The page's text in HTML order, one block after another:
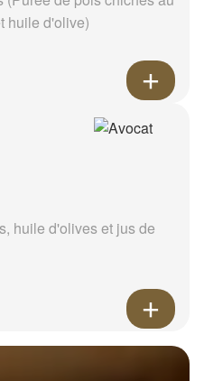
huile d'olive)
huile d'olives et jus de